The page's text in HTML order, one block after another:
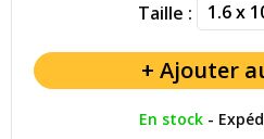
Taille :
En stock -